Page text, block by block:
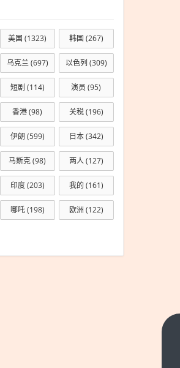
美国 (1323) 韩国 (267)
乌克兰(697) 以色列 (309)
短剧 (114) 演员 (95)
香港(98) 关税(196)
伊朗 (599) 日本(342)
马斯克(98) 两人(127)
印度(203) 我的 (161)
哪吒(198) 欧洲 (122)